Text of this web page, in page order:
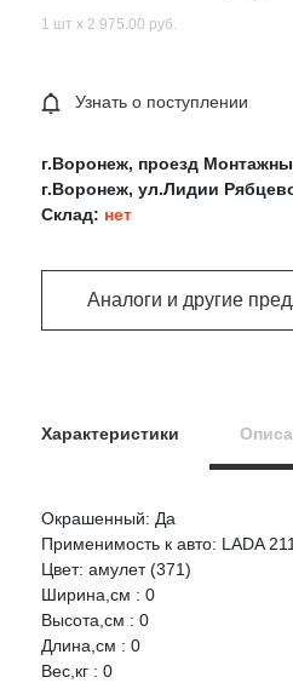
1 шт х 2 975.00 руб.
Узнать о поступлении
г.Воронеж, проезд
г.Воронеж, ул.Лидии
Склад: нет
Аналоги и другие
Характеристики
Окрашенный: Да
Применимость к авто: LADA
Цвет: амулет (371)
Ширина,см : 0
Высота,см : 0
Длина,см : 0
Вес,кг : 0
Оцените товар:
Ваше имя